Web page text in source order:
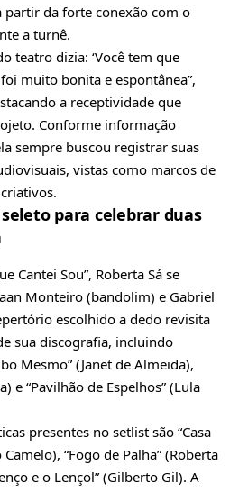
da forte conexão com o
a turnê.
teatro dizia: ‘Você tem que
muito bonita e espontânea”,
a receptividade que
Conforme informação
sempre buscou registrar suas
vistas como marcos de
para celebrar duas
Cantei Sou”, Roberta Sá se
Monteiro (bandolim) e Gabriel
escolhido a dedo revisita
sua discografia, incluindo
Mesmo” (Janet de Almeida),
e “Pavilhão de Espelhos” (Lula
presentes no setlist são “Casa
“Fogo de Palha” (Roberta
e o Lençol” (Gilberto Gil). A